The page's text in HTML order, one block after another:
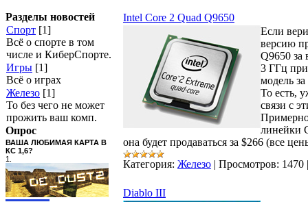
Разделы новостей
Спорт [1]
Всё о спорте в том
числе и КиберСпорте.
Игры [1]
Всё о играх
Железо [1]
То без чего не может
прожить ваш комп.
Опрос
ВАША ЛЮБИМАЯ КАРТА В
КС 1,6?
1.
Intel Core 2 Quad Q9650
Если
версию
Q9650 за
3 ГГц
модель
То есть,
связи с
Примерно
линейки
она будет продаваться за $266 (все
Категория: Железо | Просмотров: 1470
Diablo III